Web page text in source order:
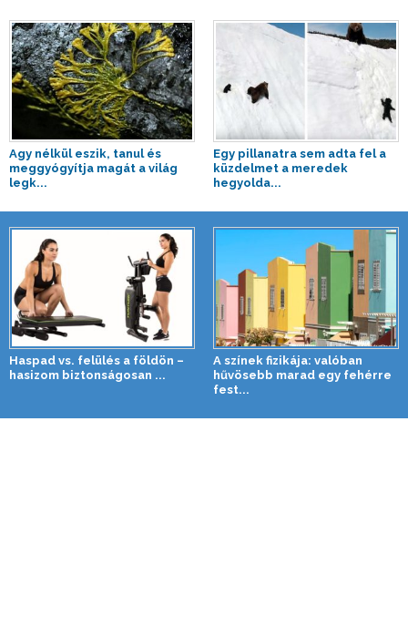
Agy nélkül eszik, tanul és
meggyógyítja magát a világ
legk...
Egy pillanatra sem adta fel a
küzdelmet a meredek
hegyolda...
Haspad vs. felülés a földön –
hasizom biztonságosan ...
A színek fizikája: valóban
hűvösebb marad egy fehérre
fest...